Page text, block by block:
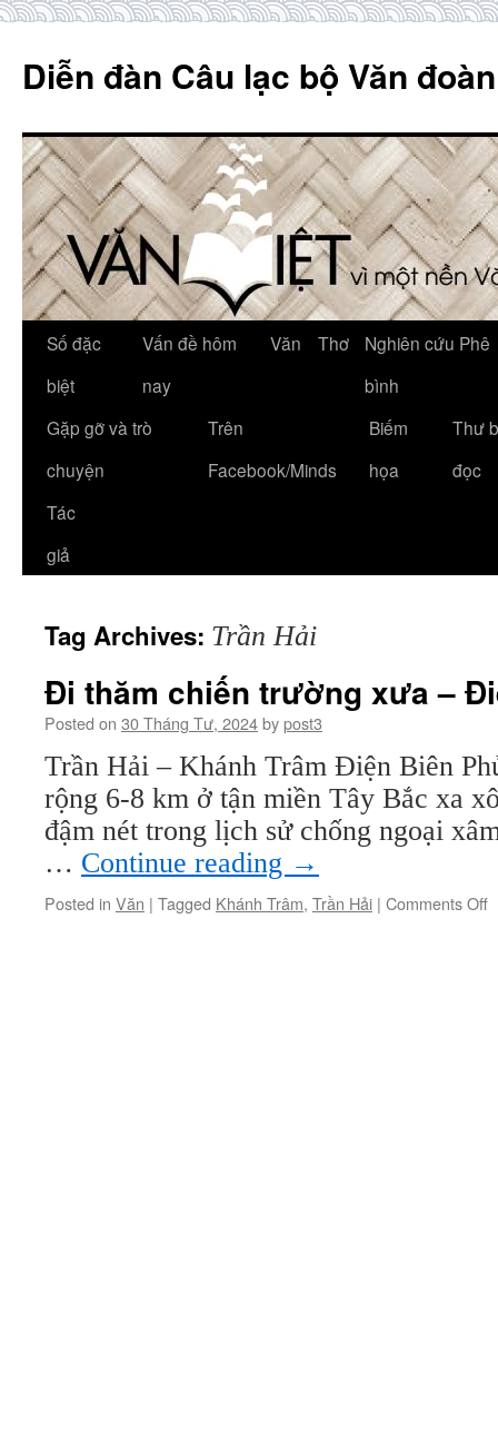
content
Diễn đàn Câu lạc bộ Văn
Số đặc
biệt
Vấn đề hôm
nay
Văn Thơ
Nghiên cứu Phê
bình
Gặp gỡ và trò
chuyện
Trên
Facebook/Minds
Biếm
họa
Thư
đọc
Tác
giả
Tag Archives: Trần Hải
Đi thăm chiến trường xưa –
Posted on 30 Tháng Tư, 2024bypost3
Trần Hải – Khánh Trâm Điện Biên
rộng 6-8 km ở tận miền Tây Bắc xa
đậm nét trong lịch sử chống ngoại
… Continue reading →
Posted in Văn | Tagged Khánh Trâm, Trần Hải | Comments Off